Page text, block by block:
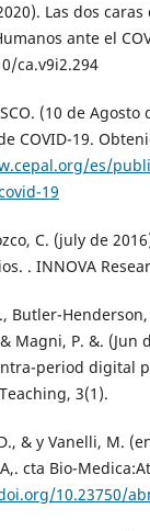
Las dos
ante el
ca.v9i2.294
(10 de
COVID-19.
es/
19
C. (july de
. INNOVA
Butler-
Magni, P. &. (Jun
period digital
3(1).
& y Vanelli, M.
cta Bio-
10.23750/